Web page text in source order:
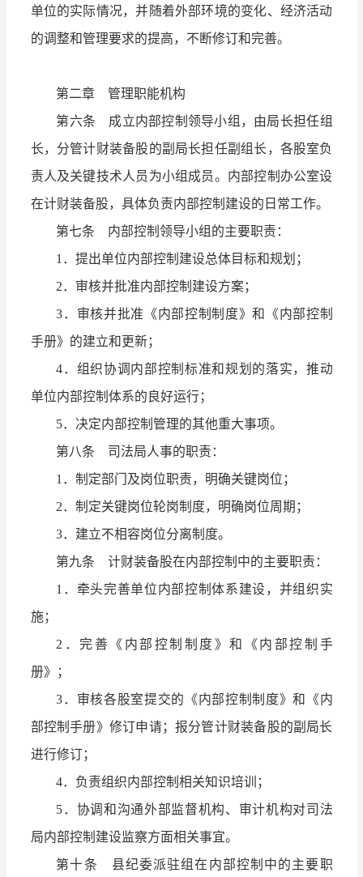
单位的实际情况，并随着外部环境的变化、经济活动
的调整和管理要求的提高，不断修订和完善。
第二章 管理职能机构
第六条 成立内部控制领导小组，由局长担任组
长，分管计财装备股的副局长担任副组长，各股室负
责人及关键技术人员为小组成员。内部控制办公室设
在计财装备股，具体负责内部控制建设的日常工作。
第七条 内部控制领导小组的主要职责：
1．提出单位内部控制建设总体目标和规划；
2．审核并批准内部控制建设方案；
3．审核并批准《内部控制制度》和《内部控制
手册》的建立和更新；
4．组织协调内部控制标准和规划的落实，推动
单位内部控制体系的良好运行；
5．决定内部控制管理的其他重大事项。
第八条 司法局人事的职责：
1．制定部门及岗位职责，明确关键岗位；
2．制定关键岗位轮岗制度，明确岗位周期；
3．建立不相容岗位分离制度。
第九条 计财装备股在内部控制中的主要职责：
1．牵头完善单位内部控制体系建设，并组织实
施；
2．完善《内部控制制度》和《内部控制手
册》；
3．审核各股室提交的《内部控制制度》和《内
部控制手册》修订申请；报分管计财装备股的副局长
进行修订；
4．负责组织内部控制相关知识培训；
5．协调和沟通外部监督机构、审计机构对司法
局内部控制建设监察方面相关事宜。
第十条 县纪委派驻组在内部控制中的主要职